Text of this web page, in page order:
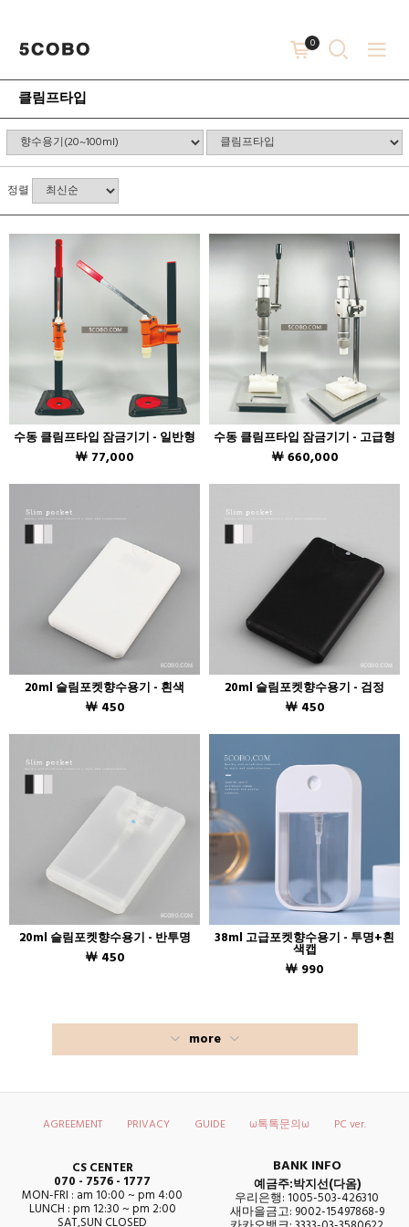
0
클림프타입
정렬
수동 클림프타입 잠금기기 - 일반형
￦ 77,000
수동 클림프타입 잠금기기 - 고급형
￦ 660,000
20ml 슬림포켓향수용기 - 흰색
￦ 450
20ml 슬림포켓향수용기 - 검정
￦ 450
20ml 슬림포켓향수용기 - 반투명
￦ 450
38ml 고급포켓향수용기 - 투명+흰
색캡
￦ 990
more
AGREEMENT PRIVACY GUIDE ω톡톡문의ω PC ver.
CS CENTER
070 - 7576 - 1777
MON-FRI : am 10:00 ~ pm 4:00
LUNCH : pm 12:30 ~ pm 2:00
SAT,SUN CLOSED
BANK INFO
예금주:박지선(다옴)
우리은행: 1005-503-426310
새마을금고: 9002-15497868-9